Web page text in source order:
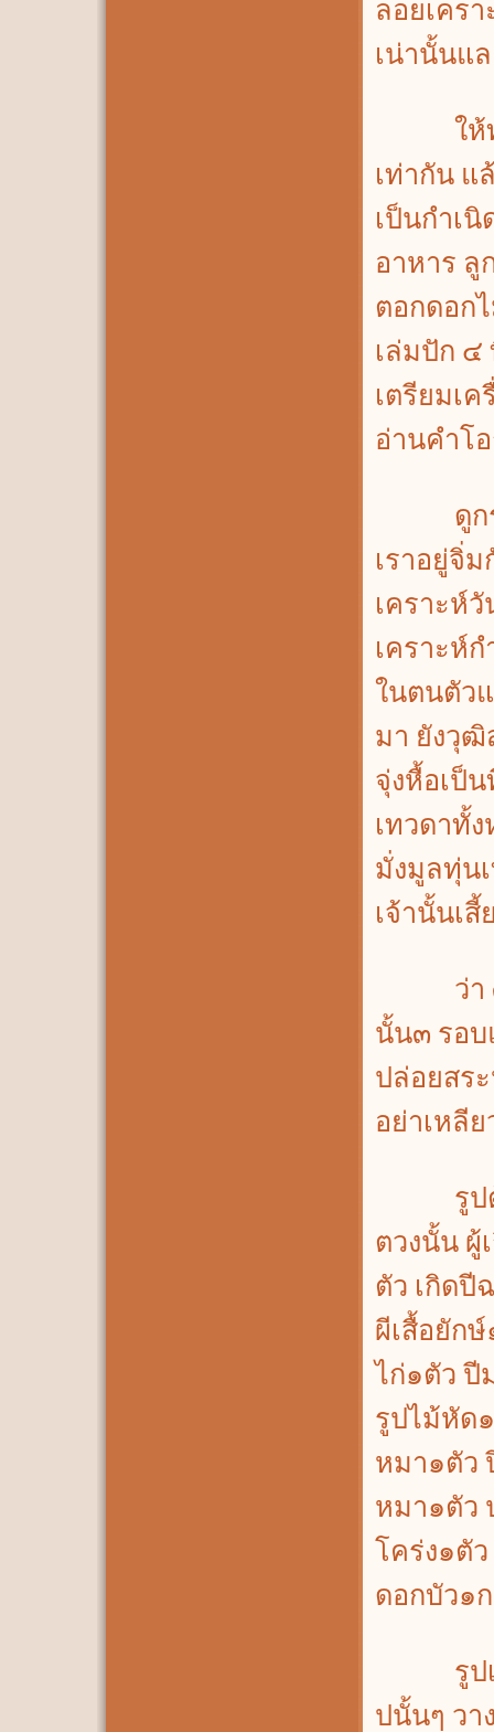
ลอยเคร
เน่านั้นแล
ให้ทำส
เท่ากัน แ
เป็นกำเ
อาหาร ลู
ตอกดอก
เล่มปัก ๔
เตรียมเ
อ่านคำโ
ดูกราเ
เราอยู่จิ่
เคราะห์
เคราะห์
ในตนตัว
มา ยังวุฒิ
จุ่งหื้อเป็
เทวดาทั้
มั่งมูลทุ่น
เจ้านั้นเ
ว่า ๓ ร
นั้น๓ รอบ
ปล่อยสร
อย่าเหลี
รูปต้นไ
ตวงนั้น ผู้
ตัว เกิดปี
ผีเสื้อยัก
ไก่๑ตัว ปี
รูปไม้หัด
หมา๑ตัว
หมา๑ตัว
โคร่ง๑ตั
ดอกบัว๑
รูปเหล่
ปนั้นๆ วา